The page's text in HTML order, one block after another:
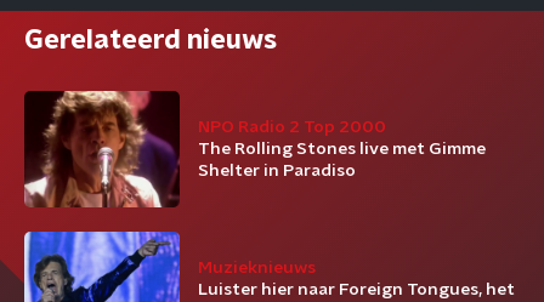
Gerelateerd nieuws
NPO Radio 2 Top 2000
The Rolling Stones live met Gimme
Shelter in Paradiso
Muzieknieuws
Luister hier naar Foreign Tongues, het